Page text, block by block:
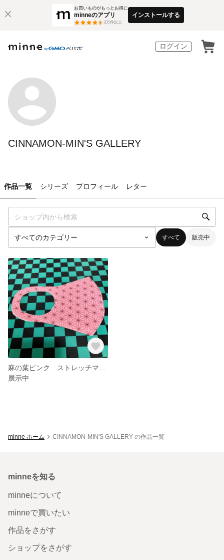
お買いものがもっとお得に
minneのアプリ
3万件以上
インストールする
ログイン
CINNAMON-MIN'S GALLERY
作品一覧 シリーズ プロフィール レター
すべて 販売中
展示中
minne ホーム CINNAMON-MIN'S GALLERY の作品一覧
minneを知る
minneについて
minneで買いたい
作品をさがす
ショップをさがす